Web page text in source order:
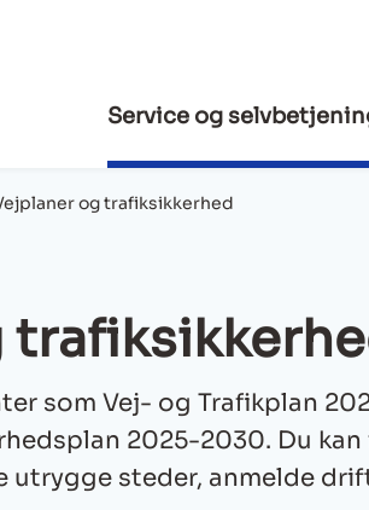
Service og
og trafiksikkerhed
som Vej- og Trafikplan
2025-2030. Du
steder, anmelde